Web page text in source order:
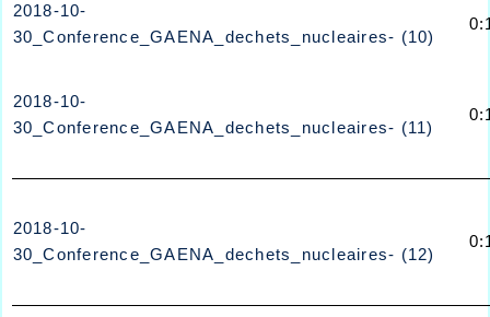
2018-10-
30_Conference_GAENA_dechets_nucleaires- (10)
2018-10-
30_Conference_GAENA_dechets_nucleaires- (11)
2018-10-
30_Conference_GAENA_dechets_nucleaires- (12)